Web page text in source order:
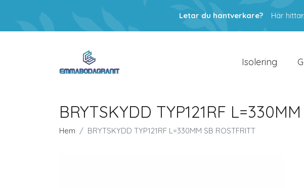
Letar du hantverkare? Här
Isolering
BRYTSKYDD TYP121RF
Hem BRYTSKYDD TYP121RF L=330MM SB ROSTFRITT